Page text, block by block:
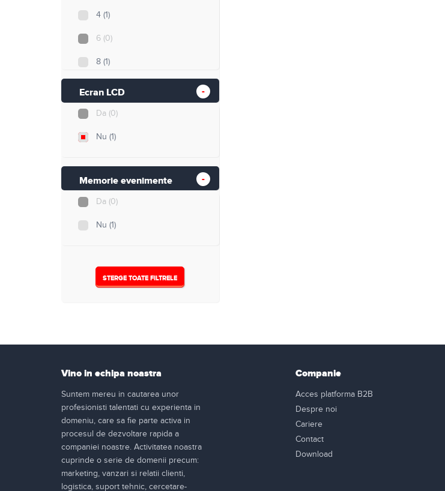
4 (1)
6 (0)
8 (1)
32 (0)
Ecran LCD
Da (0)
Nu (1)
Memorie evenimente
Da (0)
Nu (1)
STERGE TOATE FILTRELE
Vino in echipa noastra
Suntem mereu in cautarea unor
profesionisti talentati cu experienta in
domeniu, care sa fie parte activa in
procesul de dezvoltare rapida a
companiei noastre. Activitatea noastra
cuprinde o serie de domenii precum:
marketing, vanzari si relatii clienti,
logistica, suport tehnic, cercetare-
Companie
Acces platforma B2B
Despre noi
Cariere
Contact
Download